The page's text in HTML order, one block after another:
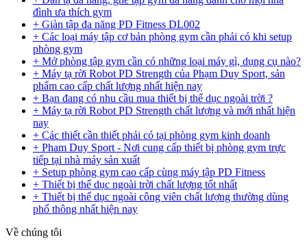
đình ưa thích gym
+ Giàn tập đa năng PD Fitness DL002
+ Các loại máy tập cơ bản phòng gym cần phải có khi setup
phòng gym
+ Mở phòng tập gym cần có những loại máy gì, dụng cụ nào?
+ Máy tạ rời Robot PD Strength của Phạm Duy Sport, sản
phẩm cao cấp chất lượng nhất hiện nay
+ Bạn đang có nhu cầu mua thiết bị thể dục ngoài trời ?
+ Máy tạ rời Robot PD Strength chất lượng và mới nhất hiện
nay
+ Các thiết cần thiết phải có tại phòng gym kinh doanh
+ Pham Duy Sport - Nơi cung cấp thiết bị phòng gym trực
tiếp tại nhà máy sản xuất
+ Setup phòng gym cao cấp cùng máy tập PD Fitness
+ Thiết bị thể dục ngoài trời chất lượng tốt nhất
+ Thiết bị thể dục ngoài công viên chất lượng thường dùng
phổ thông nhất hiện nay
Về chúng tôi